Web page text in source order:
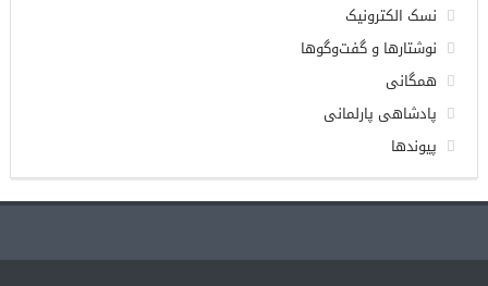
نسک الکترونیک
نوشتارها و گفت‌وگوها
همگانی
پادشاهی پارلمانی
پیوندها